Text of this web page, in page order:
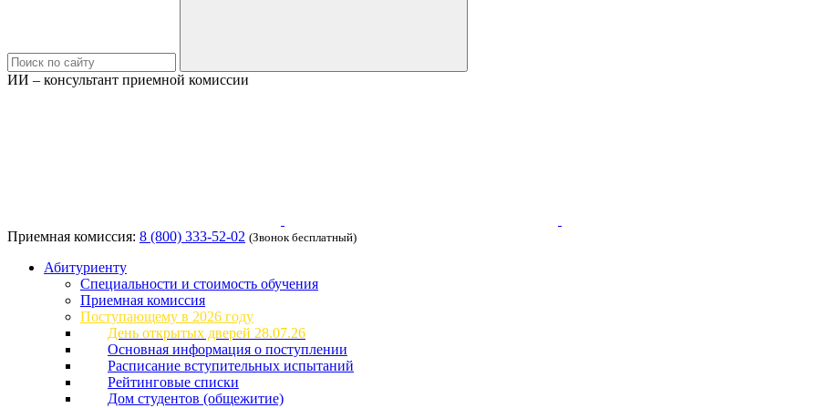
ИИ – консультант приемной комиссии
Приемная комиссия: 8 (800) 333-52-02 (Звонок бесплатный)
Абитуриенту
Специальности и стоимость обучения
Приемная комиссия
Поступающему в 2026 году
День открытых дверей 28.07.26
Основная информация о поступлении
Расписание вступительных испытаний
Рейтинговые списки
Дом студентов (общежитие)